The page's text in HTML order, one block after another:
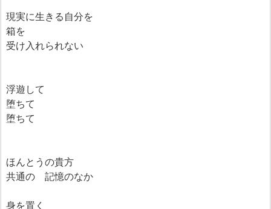
現実に生きる自分を
箱を
受け入れられない
浮遊して
堕ちて
堕ちて
ほんとうの貴方
共通の 記憶のなか
身を置く